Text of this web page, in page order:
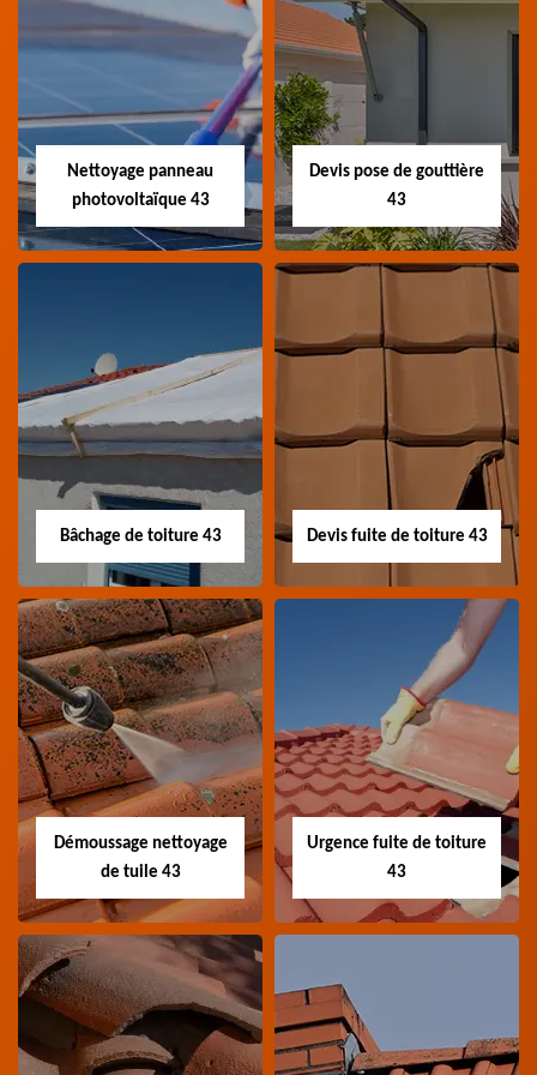
Couvreur
charpentier 43
Artisan couvreur
charpentier 43 Haute-
Couvreur zingueur
Artisan couvreur
zingueur 43 Haute-Loire
Nettoyage panneau
photovoltaïque 43
Nettoyage panneau
photovoltaïque 43
Professionnel en
nettoyage panneau
photovoltaïque 43
Devis pose de gouttière
43
Devis pose de
gouttière 43
Devis pose de gouttière
43 Haute-Loire
Bâchage de toiture 43
Bâchage de toiture
43
Entreprise bâchage de
toiture 43 Haute-Loire
Devis fuite de toiture 43
Devis fuite de
toiture 43
Devis fuite de toiture 43
Haute-Loire
Démoussage nettoyage
de tuile 43
Démoussage
nettoyage de tuile
Urgence fuite de toiture
43
Urgence fuite de
toiture 43